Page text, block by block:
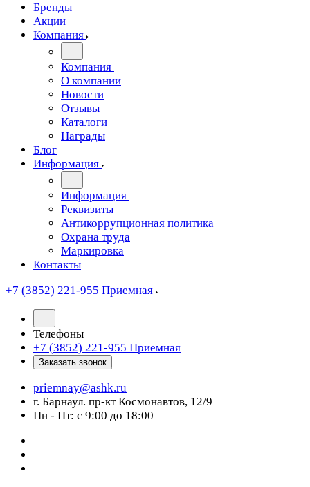
Бренды
Акции
Компания
Компания
О компании
Новости
Отзывы
Каталоги
Награды
Блог
Информация
Информация
Реквизиты
Антикоррупционная политика
Охрана труда
Маркировка
Контакты
+7 (3852) 221-955 Приемная
Телефоны
+7 (3852) 221-955 Приемная
Заказать звонок
priemnay@ashk.ru
г. Барнаул. пр-кт Космонавтов, 12/9
Пн - Пт: с 9:00 до 18:00